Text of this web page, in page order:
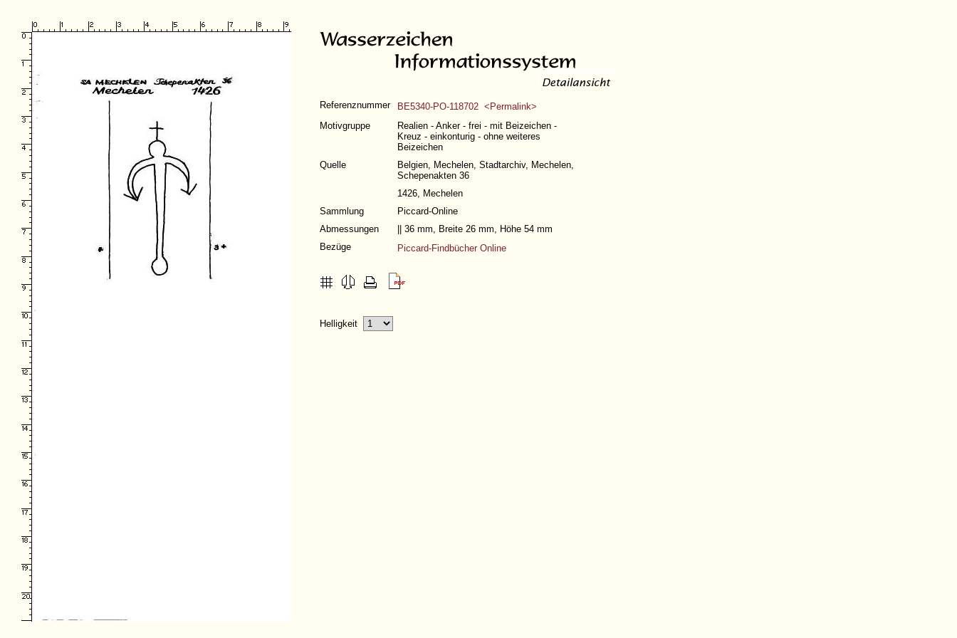
Referenznummer
BE5340-PO-118702 <Permalink>
Motivgruppe
Realien - Anker - frei - mit Beizeichen -
Kreuz - einkonturig - ohne weiteres
Beizeichen
Quelle
Belgien, Mechelen, Stadtarchiv, Mechelen,
Schepenakten 36
1426, Mechelen
Sammlung
Piccard-Online
Abmessungen
|| 36 mm, Breite 26 mm, Höhe 54 mm
Bezüge
Piccard-Findbücher Online
Helligkeit